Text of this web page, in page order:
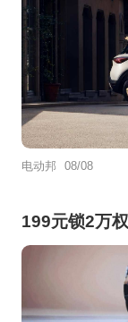
电动邦 08/08
199元锁2万